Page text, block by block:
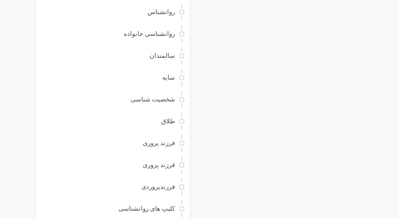
روانشناس
روانشناسی خانواده
سالمندان
سایه
شخصیت شناسی
طلاق
فرزند پروری
فرزند پروری
فرزندپروردی
کلیپ های روانشناسی